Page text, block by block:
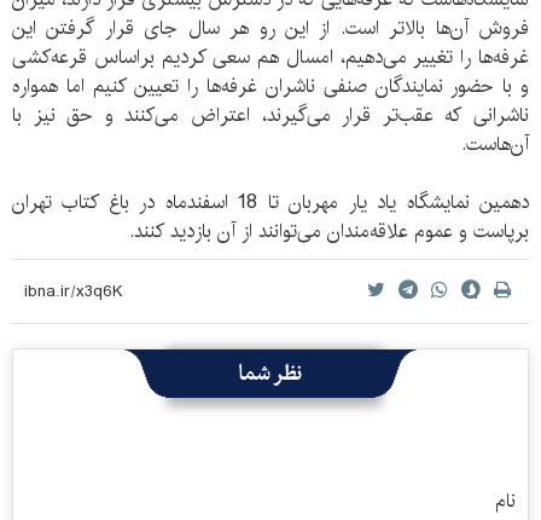
فروش آن‌ها بالاتر است. از این رو هر سال جای قرار گرفتن این
غرفه‌ها را تغییر می‌دهیم، امسال هم سعی کردیم براساس قرعه‌کشی
و با حضور نمایندگان صنفی ناشران غرفه‌ها را تعیین کنیم اما همواره
ناشرانی که عقب‌تر قرار می‌گیرند، اعتراض می‌کنند و حق نیز با
آن‌هاست.
دهمین نمایشگاه یاد یار مهربان تا 18 اسفندماه در باغ کتاب تهران
برپاست و عموم علاقه‌مندان می‌توانند از آن بازدید کنند.
نظر شما
نام